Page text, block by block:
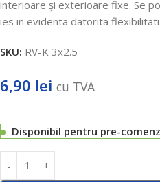
interioare și exterioare fixe. Se
ies in evidenta datorita flexibilitati.
SKU: RV-K 3x2.5
6,90 lei cu TVA
Disponibil pentru pre-